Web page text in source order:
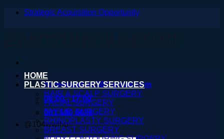
ข้าม
Strategic Acquisition Opportunity
nareeratsale936@gmail.com
08:00 - 17:00
061 590 6036
@104wwihb
HOME
PLASTIC SURGERY SERVICES
HAIR & SCALP SURGERY
FACIAL SURGERY
EYELID SURGERY
RHINOPLASTY SURGERY
BREAST SURGERY